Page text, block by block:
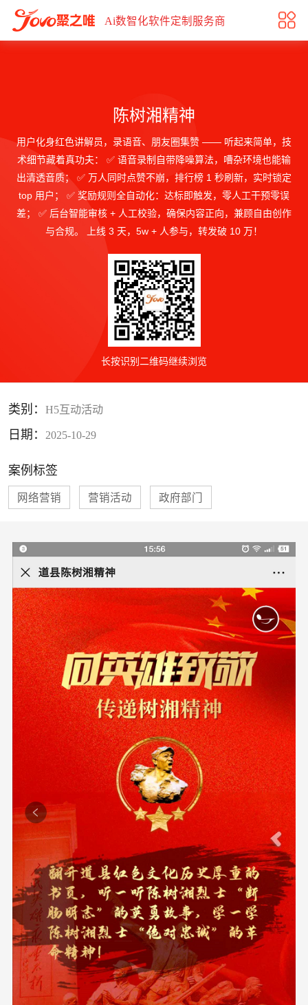
陈树湘精神
Ai数智化软件定制服务商
陈树湘精神
用户化身红色讲解员，录语音、朋友圈集赞 —— 听起来简单，技
术细节藏着真功夫： ✅ 语音录制自带降噪算法，嘈杂环境也能输
出清透音质； ✅ 万人同时点赞不崩，排行榜 1 秒刷新，实时锁定
top 用户； ✅ 奖励规则全自动化：达标即触发，零人工干预零误
差； ✅ 后台智能审核 + 人工校验，确保内容正向，兼顾自由创作
与合规。 上线 3 天，5w + 人参与，转发破 10 万！
长按识别二维码继续浏览
类别： H5互动活动
日期： 2025-10-29
案例标签
网络营销 营销活动 政府部门